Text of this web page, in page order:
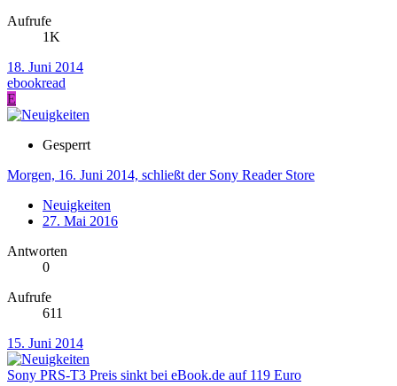
Aufrufe
1K
18. Juni 2014
ebookread
E
Gesperrt
Morgen, 16. Juni 2014, schließt der Sony Reader Store
Neuigkeiten
27. Mai 2016
Antworten
0
Aufrufe
611
15. Juni 2014
Sony PRS-T3 Preis sinkt bei eBook.de auf 119 Euro